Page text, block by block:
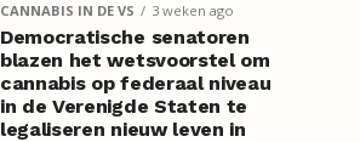
CANNABIS IN DE VS 3 weken ago
Democratische senatoren
blazen het wetsvoorstel om
cannabis op federaal niveau
in de Verenigde Staten te
legaliseren nieuw leven in